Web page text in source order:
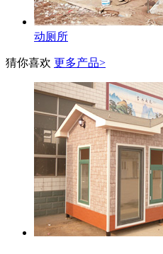
动厕所
猜你喜欢 更多产品>